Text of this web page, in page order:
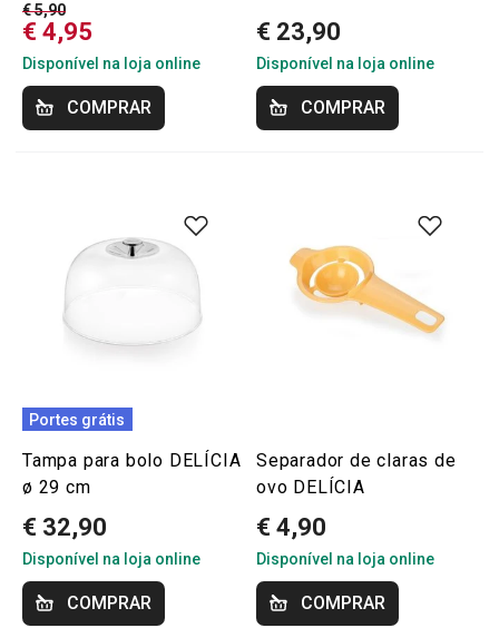
€ 5,90
€ 4,95
Disponível na loja online
COMPRAR
€ 23,90
Disponível na loja online
COMPRAR
Portes grátis
Tampa para bolo DELÍCIA
ø 29 cm
€ 32,90
Disponível na loja online
COMPRAR
Separador de claras de
ovo DELÍCIA
€ 4,90
Disponível na loja online
COMPRAR